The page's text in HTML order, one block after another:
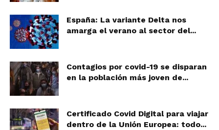
España: La variante Delta nos
amarga el verano al sector del...
Contagios por covid-19 se disparan
en la población más joven de...
Certificado Covid Digital para viajar
dentro de la Unión Europea: todo...